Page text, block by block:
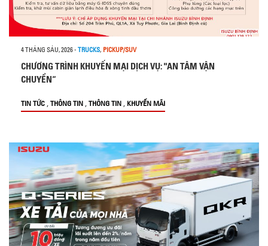
4 THÁNG SÁU, 2026- TRUCKS, PICKUP/SUV
CHƯƠNG TRÌNH KHUYẾN MẠI DỊCH VỤ: "AN TÂM VẬN
CHUYỂN“
TIN TỨC , THÔNG TIN , THÔNG TIN , KHUYẾN MÃI